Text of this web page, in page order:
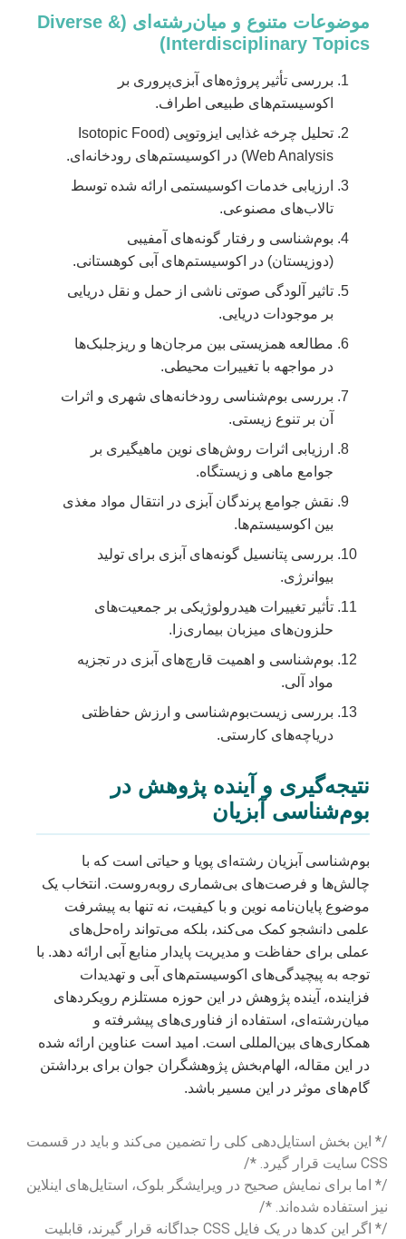
موضوعات متنوع و میان‌رشته‌ای (Diverse &
Interdisciplinary Topics)
بررسی تأثیر پروژه‌های آبزی‌پروری بر
اکوسیستم‌های طبیعی اطراف.
تحلیل چرخه غذایی ایزوتوپی (Isotopic Food
Web Analysis) در اکوسیستم‌های رودخانه‌ای.
ارزیابی خدمات اکوسیستمی ارائه شده توسط
تالاب‌های مصنوعی.
بوم‌شناسی و رفتار گونه‌های آمفیبی
(دوزیستان) در اکوسیستم‌های آبی کوهستانی.
تاثیر آلودگی صوتی ناشی از حمل و نقل دریایی
بر موجودات دریایی.
مطالعه همزیستی بین مرجان‌ها و ریزجلبک‌ها
در مواجهه با تغییرات محیطی.
بررسی بوم‌شناسی رودخانه‌های شهری و اثرات
آن بر تنوع زیستی.
ارزیابی اثرات روش‌های نوین ماهیگیری بر
جوامع ماهی و زیستگاه.
نقش جوامع پرندگان آبزی در انتقال مواد مغذی
بین اکوسیستم‌ها.
بررسی پتانسیل گونه‌های آبزی برای تولید
بیوانرژی.
تأثیر تغییرات هیدرولوژیکی بر جمعیت‌های
حلزون‌های میزبان بیماری‌زا.
بوم‌شناسی و اهمیت قارچ‌های آبزی در تجزیه
مواد آلی.
بررسی زیست‌بوم‌شناسی و ارزش حفاظتی
دریاچه‌های کارستی.
نتیجه‌گیری و آینده پژوهش در
بوم‌شناسی آبزیان
بوم‌شناسی آبزیان رشته‌ای پویا و حیاتی است که با
چالش‌ها و فرصت‌های بی‌شماری روبه‌روست. انتخاب یک
موضوع پایان‌نامه نوین و با کیفیت، نه تنها به پیشرفت
علمی دانشجو کمک می‌کند، بلکه می‌تواند راه‌حل‌های
عملی برای حفاظت و مدیریت پایدار منابع آبی ارائه دهد. با
توجه به پیچیدگی‌های اکوسیستم‌های آبی و تهدیدات
فزاینده، آینده پژوهش در این حوزه مستلزم رویکردهای
میان‌رشته‌ای، استفاده از فناوری‌های پیشرفته و
همکاری‌های بین‌المللی است. امید است عناوین ارائه شده
در این مقاله، الهام‌بخش پژوهشگران جوان برای برداشتن
گام‌های موثر در این مسیر باشد.
/* این بخش استایل‌دهی کلی را تضمین می‌کند و باید در قسمت
CSS سایت قرار گیرد. */
/* اما برای نمایش صحیح در ویرایشگر بلوک، استایل‌های اینلاین
نیز استفاده شده‌اند. */
/* اگر این کدها در یک فایل CSS جداگانه قرار گیرند، قابلیت